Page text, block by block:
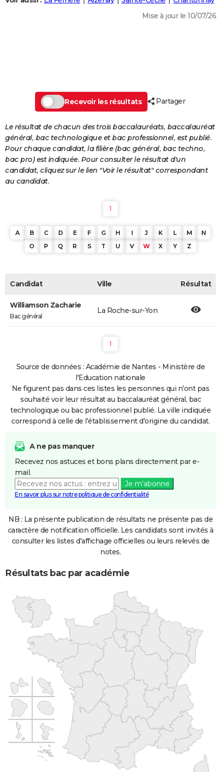
DICTIONNAIRE
Dictionnaire
Biographies
Expressions
Proverbes
PROGRAMME TV
COPAINS D'AVANT
S'inscrire
Se connecter
Lycées
Collèges
Primaires
Universités
Entreprises
Service militaire
Avis de recherche
AVIS DE DÉCÈS
FORUM
Mise à jour le 10/07/26
Recevoir les résultats Partager
Le résultat de chacun des trois baccalauréats, baccalauréat
général, bac technologique et bac professionnel, est publié.
Pour chaque candidat, la filière (bac général, bac techno,
bac pro) est indiquée. Pour consulter le résultat d'un
candidat, cliquez sur le lien "Voir le résultat" correspondant
au candidat.
1
A B C D E F G H I J K L M
N
O
P Q R S T U V W X Y Z
Candidat Ville Résultat
Williamson Zacharie
Bac général
La Roche-sur-Yon
1
Source de données : Académie de Nantes - Ministère de
l'Education nationale
Ne figurent pas dans ces listes les personnes qui n'ont pas
souhaité voir leur résultat au baccalauréat général, bac
technologique ou bac professionnel publié. La ville indiquée
correspond à celle de l'établissement d'origine du candidat.
A ne pas manquer
Recevez nos astuces et bons plans directement par e-
mail.
Je m'abonne
En savoir plus sur notre politique de confidentialité
NB : La présente publication de résultats ne présente pas de
caractère de notification officielle. Les candidats sont invités à
consulter les listes d'affichage officielles ou leurs relevés de
notes.
Résultats bac par académie